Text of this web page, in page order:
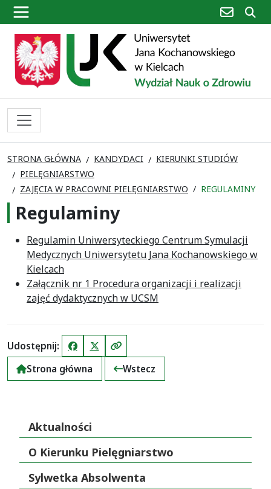
poczta
STRONA GŁÓWNA KANDYDACI
KIERUNKI STUDIÓW
PIELĘGNIARSTWO
ZAJĘCIA W PRACOWNI PIELĘGNIARSTWO
REGULAMINY
Regulaminy
Regulamin Uniwersyteckiego Centrum Symulacji
Medycznych Uniwersytetu Jana Kochanowskiego w
Kielcach
Załącznik nr 1 Procedura organizacji i realizacji
zajęć dydaktycznych w UCSM
Udostępnij: FacebookX (Twitter)Kopiuj link
Strona główna
Wstecz
Aktualności
O Kierunku Pielęgniarstwo
Sylwetka Absolwenta